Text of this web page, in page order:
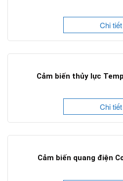
Chi tiết
Cảm biến thủy lực
Chi tiết
Cảm biến quang điện